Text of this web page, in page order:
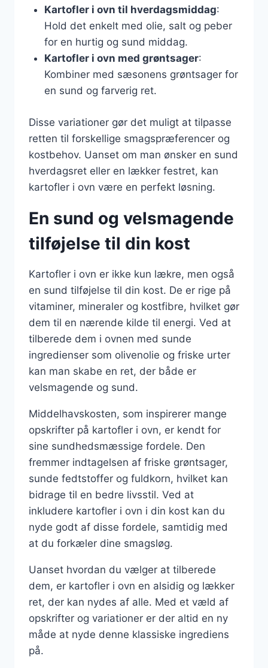
Kartofler i ovn til hverdagsmiddag:
Hold det enkelt med olie, salt og peber
for en hurtig og sund middag.
Kartofler i ovn med grøntsager:
Kombiner med sæsonens grøntsager for
en sund og farverig ret.
Disse variationer gør det muligt at tilpasse
retten til forskellige smagspræferencer og
kostbehov. Uanset om man ønsker en sund
hverdagsret eller en lækker festret, kan
kartofler i ovn være en perfekt løsning.
En sund og velsmagende
tilføjelse til din kost
Kartofler i ovn er ikke kun lækre, men også
en sund tilføjelse til din kost. De er rige på
vitaminer, mineraler og kostfibre, hvilket gør
dem til en nærende kilde til energi. Ved at
tilberede dem i ovnen med sunde
ingredienser som olivenolie og friske urter
kan man skabe en ret, der både er
velsmagende og sund.
Middelhavskosten, som inspirerer mange
opskrifter på kartofler i ovn, er kendt for
sine sundhedsmæssige fordele. Den
fremmer indtagelsen af friske grøntsager,
sunde fedtstoffer og fuldkorn, hvilket kan
bidrage til en bedre livsstil. Ved at
inkludere kartofler i ovn i din kost kan du
nyde godt af disse fordele, samtidig med
at du forkæler dine smagsløg.
Uanset hvordan du vælger at tilberede
dem, er kartofler i ovn en alsidig og lækker
ret, der kan nydes af alle. Med et væld af
opskrifter og variationer er der altid en ny
måde at nyde denne klassiske ingrediens
på.